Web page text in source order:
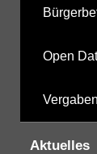
Open
Vergaben
Aktuelles